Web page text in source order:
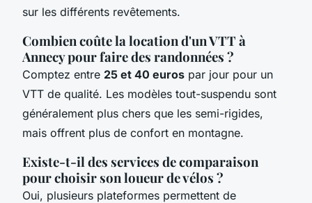
sur les différents revêtements.
Combien coûte la location d'un VTT à
Annecy pour faire des randonnées ?
Comptez entre 25 et 40 euros par jour pour un
VTT de qualité. Les modèles tout-suspendu sont
généralement plus chers que les semi-rigides,
mais offrent plus de confort en montagne.
Existe-t-il des services de comparaison
pour choisir son loueur de vélos ?
Oui, plusieurs plateformes permettent de